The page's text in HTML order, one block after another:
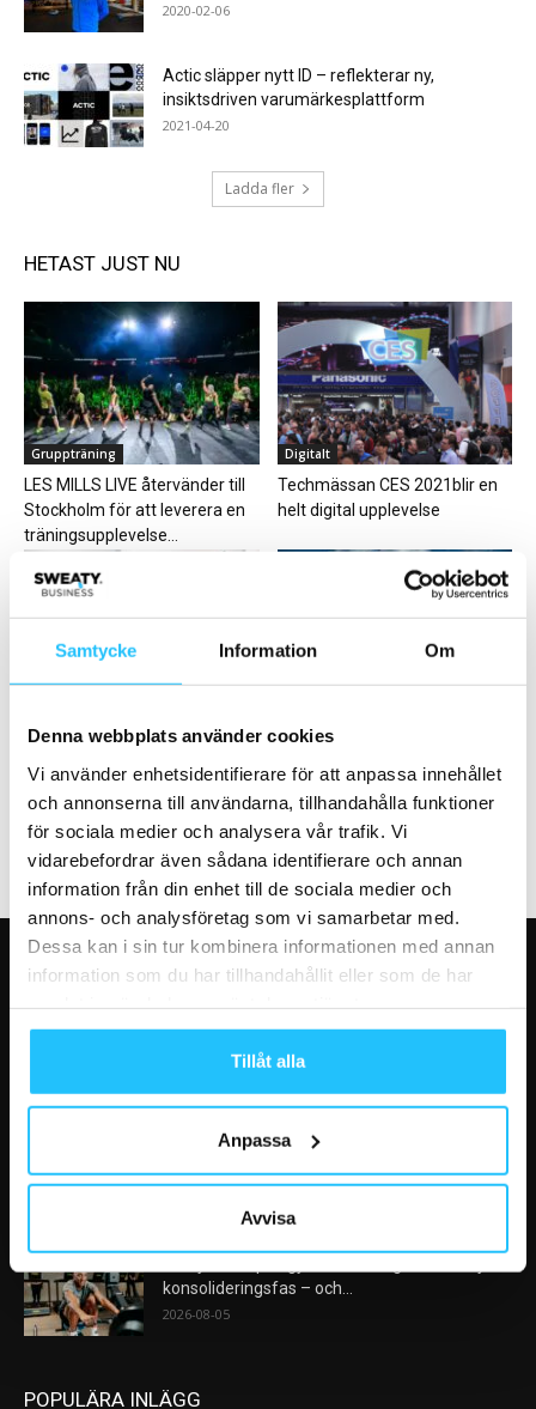
Samtycke Information Om
Denna webbplats använder cookies
Vi använder enhetsidentifierare för att anpassa innehållet
och annonserna till användarna, tillhandahålla funktioner
för sociala medier och analysera vår trafik. Vi
vidarebefordrar även sådana identifierare och annan
information från din enhet till de sociala medier och
annons- och analysföretag som vi samarbetar med.
Dessa kan i sin tur kombinera informationen med annan
information som du har tillhandahållit eller som de har
Tillåt alla
Anpassa
Avvisa
2020-02-06
Actic släpper nytt ID – reflekterar ny,
insiktsdriven varumärkesplattform
2021-04-20
Ladda fler
HETAST JUST NU
Gruppträning
LES MILLS LIVE återvänder till
Stockholm för att leverera en
träningsupplevelse...
Digitalt
Techmässan CES 2021blir en
helt digital upplevelse
Pure Gyms intäkter högre än
investeringar...
Technogym teamar upp med
VÅRA FAVORITER
Nike satsar på hybridträning när Hyrox formar
nästa stora kategori
AI kommer aldrig kunna ersätta en frukost
efter träningspasset
konsolideringsfas – och...
2026-08-05
POPULÄRA INLÄGG